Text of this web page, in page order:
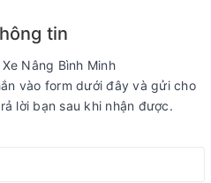
tin
Nâng Bình Minh
vào form dưới đây và gửi cho
lời bạn sau khi nhận được.